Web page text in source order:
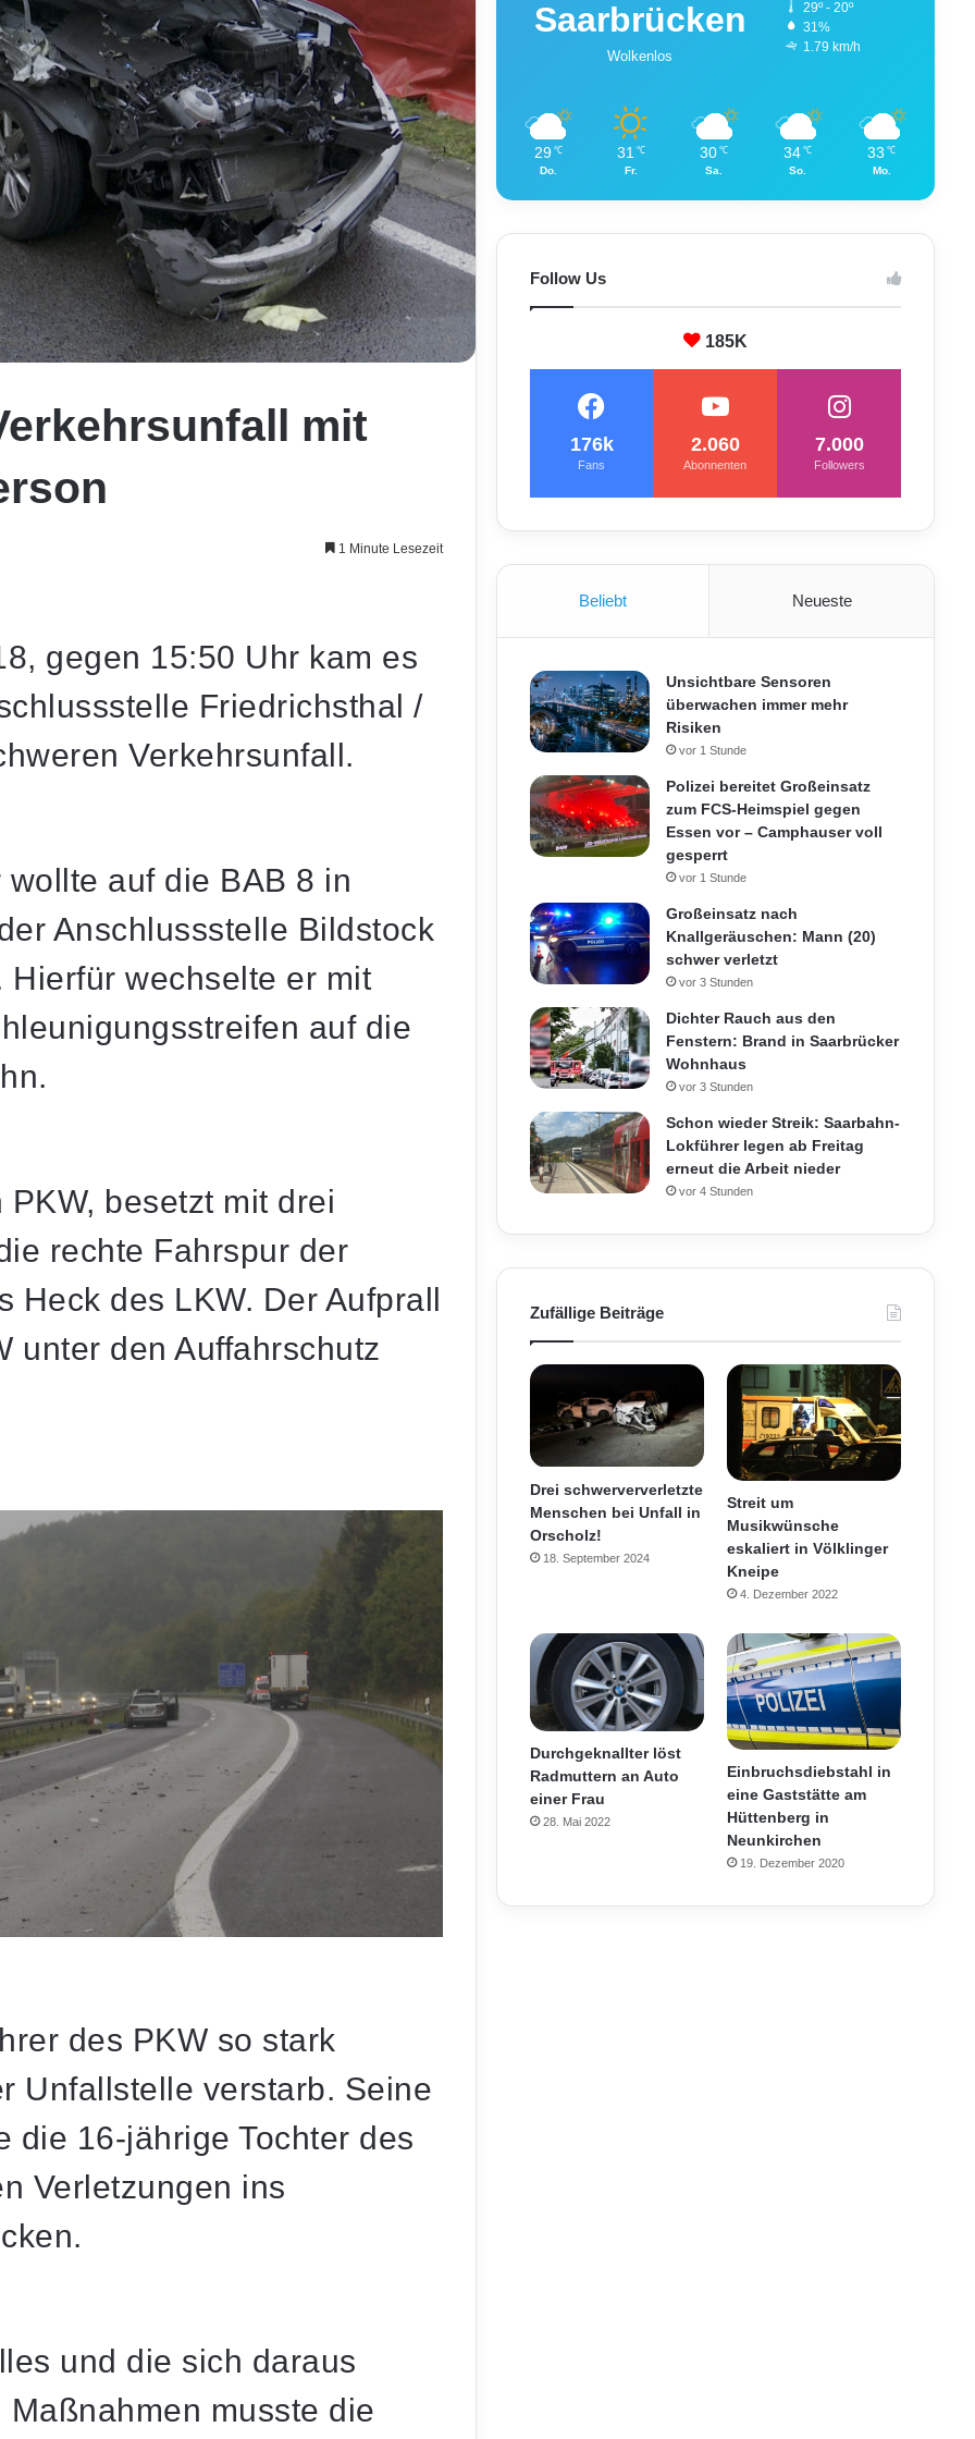
mit
1 Minute Lesezeit
gegen 15:50 Uhr kam es
Friedrichsthal /
Verkehrsunfall.
auf die BAB 8 in
Anschlussstelle Bildstock
Hierfür wechselte er mit
auf die
besetzt mit drei
rechte Fahrspur der
des LKW. Der Aufprall
unter den Auffahrschutz
des PKW so stark
Unfallstelle verstarb. Seine
die 16-jährige Tochter des
Verletzungen ins
und die sich daraus
musste die
Saarbrücken
Wolkenlos
29º - 20º
31%
1.79 km/h
29 ℃
Do.
31 ℃
Fr.
30 ℃
Sa.
34 ℃
So.
33 ℃
Mo.
Follow Us
185K
176k
Fans
2.060
Abonnenten
7.000
Followers
Beliebt Neueste
Unsichtbare Sensoren
überwachen immer mehr
Risiken
vor 1 Stunde
Polizei bereitet Großeinsatz
zum FCS-Heimspiel gegen
Essen vor – Camphauser voll
gesperrt
vor 1 Stunde
Großeinsatz nach
Knallgeräuschen: Mann (20)
schwer verletzt
vor 3 Stunden
Dichter Rauch aus den
Fenstern: Brand in Saarbrücker
Wohnhaus
vor 3 Stunden
Schon wieder Streik: Saarbahn-
Lokführer legen ab Freitag
erneut die Arbeit nieder
vor 4 Stunden
Zufällige Beiträge
Drei schwerververletzte
Menschen bei Unfall in
Orscholz!
18. September 2024
Streit um
Musikwünsche
eskaliert in Völklinger
Kneipe
4. Dezember 2022
Durchgeknallter löst
Radmuttern an Auto
einer Frau
28. Mai 2022
Einbruchsdiebstahl in
eine Gaststätte am
Hüttenberg in
Neunkirchen
19. Dezember 2020